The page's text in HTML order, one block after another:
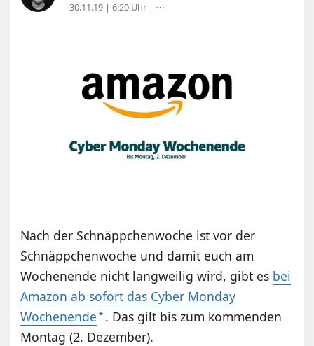
30.11.19 | 6:20 Uhr | ⋯
Nach der Schnäppchenwoche ist vor der
Schnäppchenwoche und damit euch am
Wochenende nicht langweilig wird, gibt es bei
Amazon ab sofort das Cyber Monday
Wochenende . Das gilt bis zum kommenden
Montag (2. Dezember).